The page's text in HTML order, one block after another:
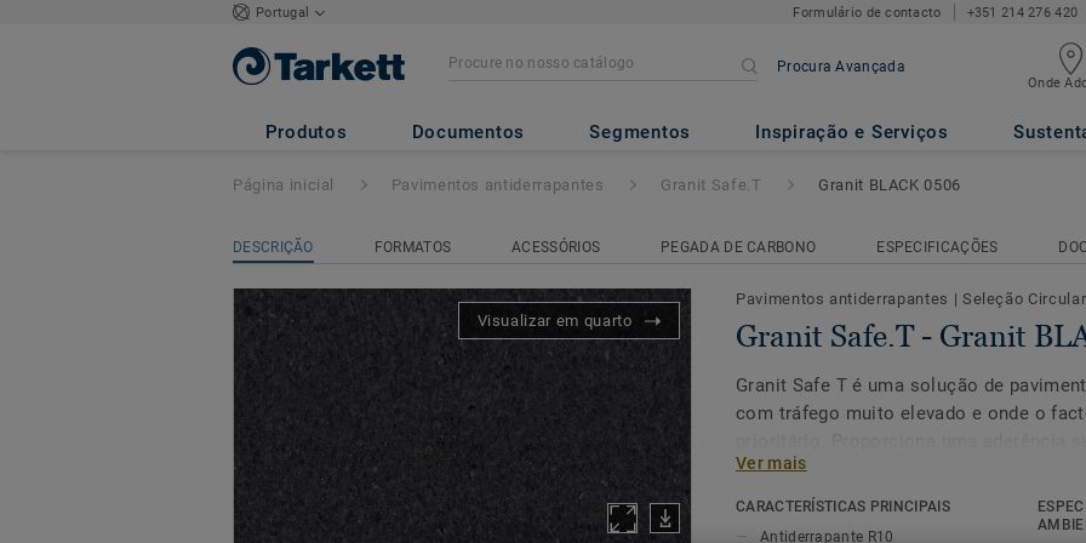
Portugal Formulário de contacto +351 214 276 420
Procura Avançada
Onde
Produtos Documentos Segmentos Inspiração e Serviços
Granit Safe.T - Granit BLACK 0506
Página inicial Pavimentos antiderrapantes Granit Safe.T Granit BLACK 0506
DESCRIÇÃO FORMATOS ACESSÓRIOS PEGADA DE CARBONO ESPECIFICAÇÕES
Visualizar em quarto
Pavimentos antiderrapantes | Seleção Circular
Granit Safe.T - Granit
Granit Safe T é uma solução de
com tráfego muito elevado e onde o
as pessoas andam calçadas ou sem
grademente o risco de
limpo, a nossa superfície de tratamento
Ver mais
CARACTERÍSTICAS PRINCIPAIS
Antiderrapante R10